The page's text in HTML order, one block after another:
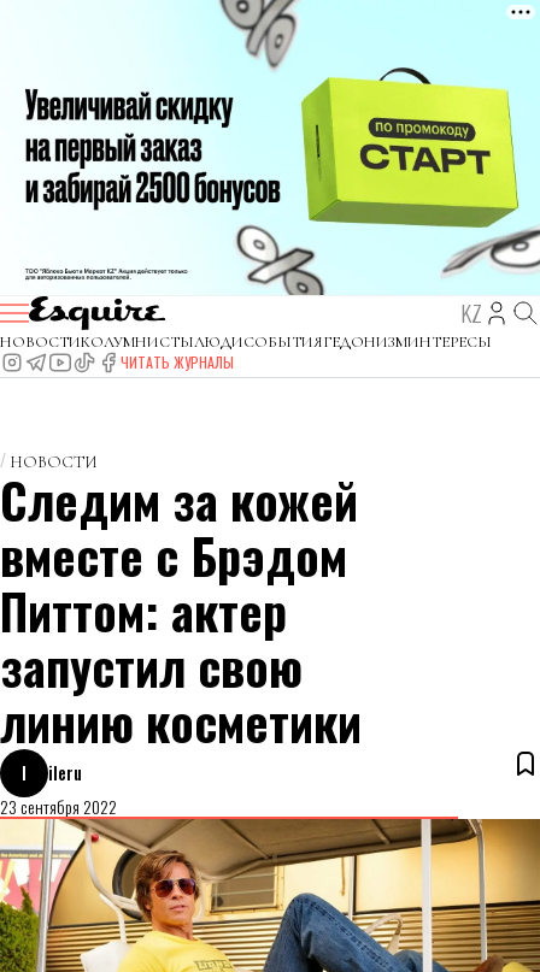
KZ
НОВОСТИКОЛУМНИСТЫЛЮДИСОБЫТИЯГЕДОНИЗМИНТЕРЕСЫ
ЧИТАТЬ ЖУРНАЛЫ
НОВОСТИ
Следим за кожей
вместе с Брэдом
Питтом: актер
запустил свою
линию косметики
I
ileru
23 сентября 2022